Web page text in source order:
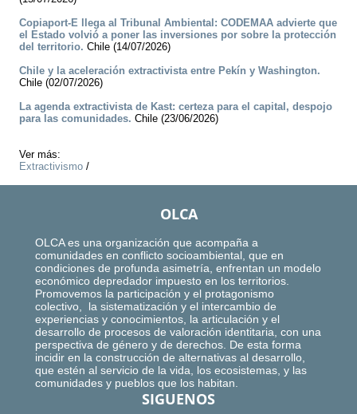
Copiaport-E llega al Tribunal Ambiental: CODEMAA advierte que
el Estado volvió a poner las inversiones por sobre la protección
del territorio. Chile (14/07/2026)
Chile y la aceleración extractivista entre Pekín y Washington.
Chile (02/07/2026)
La agenda extractivista de Kast: certeza para el capital, despojo
para las comunidades. Chile (23/06/2026)
Ver más:
Extractivismo /
OLCA
OLCA es una organización que acompaña a
comunidades en conflicto socioambiental, que en
condiciones de profunda asimetría, enfrentan un modelo
económico depredador impuesto en los territorios.
Promovemos la participación y el protagonismo
colectivo, la sistematización y el intercambio de
experiencias y conocimientos, la articulación y el
desarrollo de procesos de valoración identitaria, con una
perspectiva de género y de derechos. De esta forma
incidir en la construcción de alternativas al desarrollo,
que estén al servicio de la vida, los ecosistemas, y las
comunidades y pueblos que los habitan.
SIGUENOS